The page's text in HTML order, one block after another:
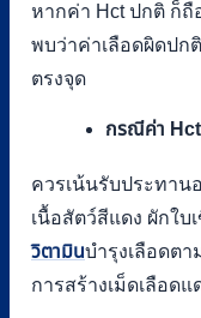
หากค่า Hct ปกติ ก็
พบว่าค่าเลือดผิดปก
ตรงจุด
กรณีค่า Hct
ควรเน้นรับประทาน
เนื้อสัตว์สีแดง ผักใบ
วิตามินบำรุงเลือดต
การสร้างเม็ดเลือดแ